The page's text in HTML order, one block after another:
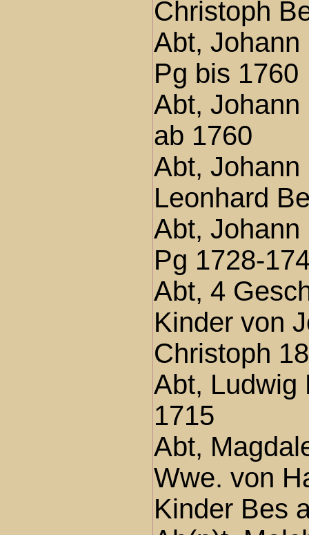
Christoph
Abt, Johann
Pg bis 1760
Abt, Johann
ab 1760
Abt, Johann
Leonhard
Abt, Johann
Pg 1728-
Abt, 4
Kinder von
Christoph
Abt, Ludwig
1715
Abt,
Wwe. von
Kinder Bes